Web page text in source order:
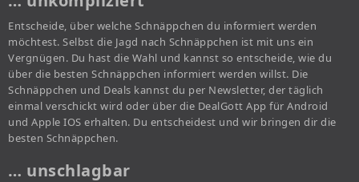
Entscheide, über welche Schnäppchen du informiert werden
möchtest. Selbst die Jagd nach Schnäppchen ist mit uns ein
Vergnügen. Du hast die Wahl und kannst so entscheide, wie du
über die besten Schnäppchen informiert werden willst. Die
Schnäppchen und Deals kannst du per Newsletter, der täglich
einmal verschickt wird oder über die DealGott App für Android
und Apple IOS erhalten. Du entscheidest und wir bringen dir die
besten Schnäppchen.
… unschlagbar